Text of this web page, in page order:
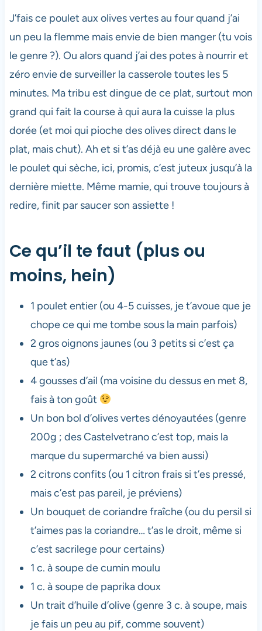
J’fais ce poulet aux olives vertes au four quand j’ai
un peu la flemme mais envie de bien manger (tu vois
le genre ?). Ou alors quand j’ai des potes à nourrir et
zéro envie de surveiller la casserole toutes les 5
minutes. Ma tribu est dingue de ce plat, surtout mon
grand qui fait la course à qui aura la cuisse la plus
dorée (et moi qui pioche des olives direct dans le
plat, mais chut). Ah et si t’as déjà eu une galère avec
le poulet qui sèche, ici, promis, c’est juteux jusqu’à la
dernière miette. Même mamie, qui trouve toujours à
redire, finit par saucer son assiette !
Ce qu’il te faut (plus ou
moins, hein)
1 poulet entier (ou 4-5 cuisses, je t’avoue que je
chope ce qui me tombe sous la main parfois)
2 gros oignons jaunes (ou 3 petits si c’est ça
que t’as)
4 gousses d’ail (ma voisine du dessus en met 8,
fais à ton goût
Un bon bol d’olives vertes dénoyautées (genre
200g ; des Castelvetrano c’est top, mais la
marque du supermarché va bien aussi)
2 citrons confits (ou 1 citron frais si t’es pressé,
mais c’est pas pareil, je préviens)
Un bouquet de coriandre fraîche (ou du persil si
t’aimes pas la coriandre… t’as le droit, même si
c’est sacrilege pour certains)
1 c. à soupe de cumin moulu
1 c. à soupe de paprika doux
Un trait d’huile d’olive (genre 3 c. à soupe, mais
je fais un peu au pif, comme souvent)